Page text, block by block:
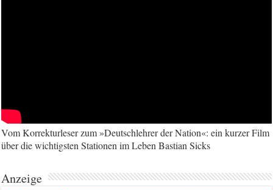
Vom Korrekturleser zum »Deutschlehrer der Nation«: ein kurzer Film
über die wichtigsten Stationen im Leben Bastian Sicks
Anzeige